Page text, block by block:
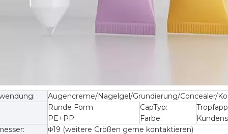
Augencreme/Nagelgel/Grundierung/Concealer/
Runde Form
CapTyp:
PE+PP
Farbe:
Φ19 (weitere Größen gerne kontaktieren)